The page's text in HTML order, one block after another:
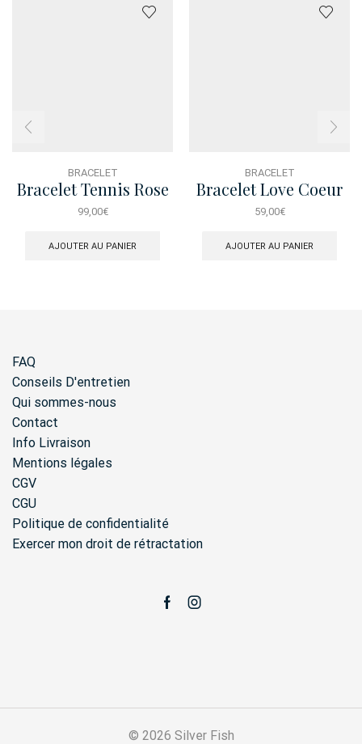
BRACELET
Bracelet Tennis Rose
99,00€
AJOUTER AU PANIER
BRACELET
Bracelet Love Coeur
Dore
59,00€
AJOUTER AU PANIER
FAQ
Conseils D'entretien
Qui sommes-nous
Contact
Info Livraison
Mentions légales
CGV
CGU
Politique de confidentialité
Exercer mon droit de rétractation
FacebookInstagram
© 2026 Silver Fish